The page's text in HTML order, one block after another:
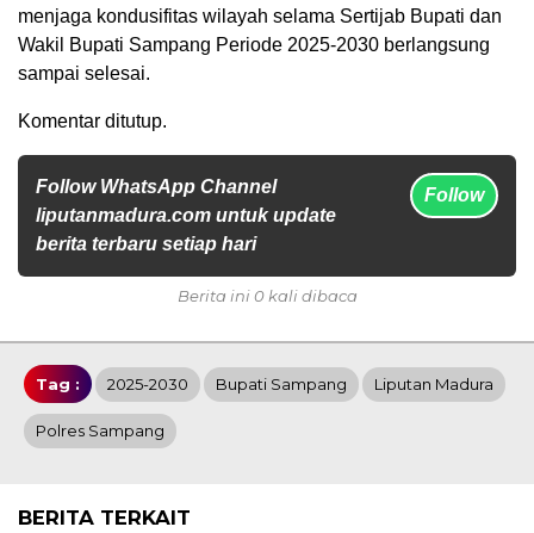
menjaga kondusifitas wilayah selama Sertijab Bupati dan
Wakil Bupati Sampang Periode 2025-2030 berlangsung
sampai selesai.
Komentar ditutup.
Follow WhatsApp Channel
liputanmadura.com untuk update
berita terbaru setiap hari
Follow
Berita ini 0 kali dibaca
Tag : 2025-2030 Bupati Sampang Liputan Madura
Polres Sampang
BERITA TERKAIT